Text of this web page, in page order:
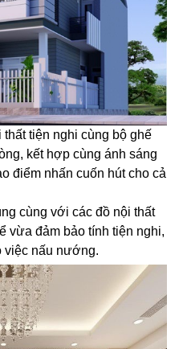
tiện nghi cùng bộ ghế
kết hợp cùng ánh sáng
điểm nhấn cuốn hút cho cả
cùng với các đồ nội thất
vừa đảm bảo tính tiện nghi,
việc nấu nướng.